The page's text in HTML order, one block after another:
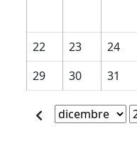
22 23 24
29
30 31